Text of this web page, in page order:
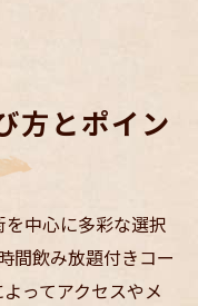
方とポイン
中心に多彩な選択
間飲み放題付きコー
ってアクセスやメ